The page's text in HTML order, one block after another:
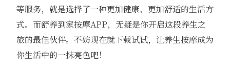
等服务，就是选择了一种更加健康、更加舒适的生活方
式。而舒养到家按摩APP，无疑是你开启这段养生之
旅的最佳伙伴。不妨现在就下载试试，让养生按摩成为
你生活中的一抹亮色吧！